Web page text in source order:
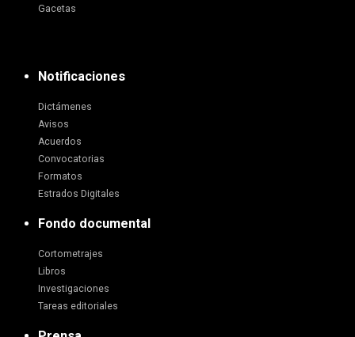
Gacetas
Notificaciones
Dictámenes
Avisos
Acuerdos
Convocatorias
Formatos
Estrados Digitales
Fondo documental
Cortometrajes
Libros
Investigaciones
Tareas editoriales